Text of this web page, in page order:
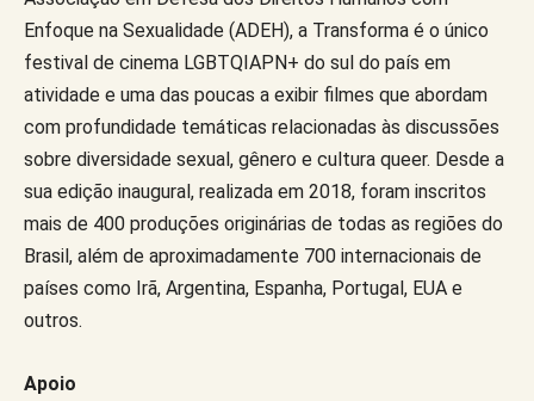
Enfoque na Sexualidade (ADEH), a Transforma é o único
festival de cinema LGBTQIAPN+ do sul do país em
atividade e uma das poucas a exibir filmes que abordam
com profundidade temáticas relacionadas às discussões
sobre diversidade sexual, gênero e cultura queer. Desde a
sua edição inaugural, realizada em 2018, foram inscritos
mais de 400 produções originárias de todas as regiões do
Brasil, além de aproximadamente 700 internacionais de
países como Irã, Argentina, Espanha, Portugal, EUA e
outros.
Apoio